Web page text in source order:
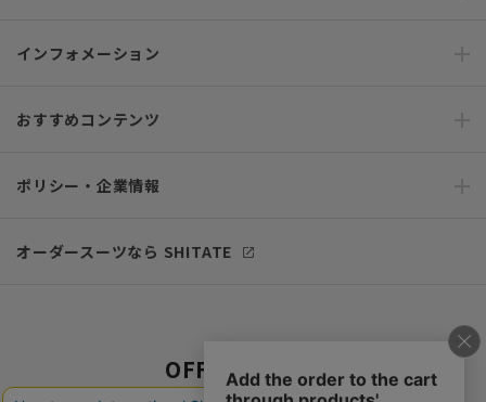
インフォメーション
おすすめコンテンツ
ポリシー・企業情報
オーダースーツなら SHITATE
OFFICIAL SNS